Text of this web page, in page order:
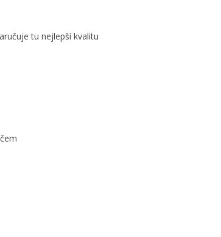
tu nejlepší kvalitu